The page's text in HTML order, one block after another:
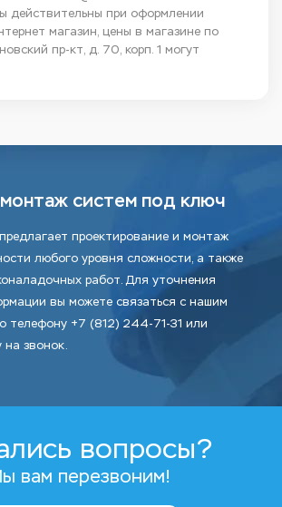
действительны при оформлении
магазин, цены в магазине по
пр-кт, д. 70, корп. 1 могут
систем под ключ
проектирование и монтаж
любого уровня сложности, а также
работ. Для уточнения
вы можете связаться с нашим
телефону +7 (812) 244-71-31 или
на звонок.
вопросы?
вам перезвоним!